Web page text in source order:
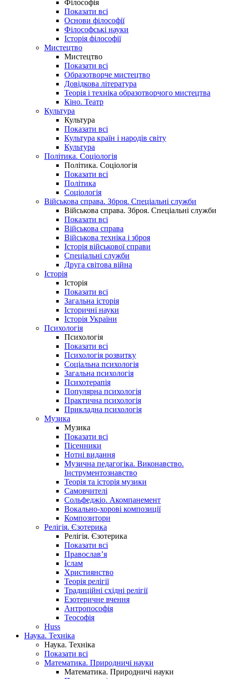
Філософія
Показати всі
Основи філософії
Філософські науки
Історія філософії
Мистецтво
Мистецтво
Показати всі
Образотворче мистецтво
Довідкова література
Теорія і техніка образотворчого мистецтва
Кіно. Театр
Культура
Культура
Показати всі
Культура країн і народів світу
Культура
Політика. Соціологія
Політика. Соціологія
Показати всі
Політика
Соціологія
Військова справа. Зброя. Спеціальні служби
Військова справа. Зброя. Спеціальні служби
Показати всі
Військова справа
Військова техніка і зброя
Історія військової справи
Спеціальні служби
Друга світова війна
Історія
Історія
Показати всі
Загальна історія
Історичні науки
Історія України
Психологія
Психологія
Показати всі
Психологія розвитку
Соціальна психологія
Загальна психологія
Психотерапія
Популярна психологія
Практична психологія
Прикладна психологія
Музика
Музика
Показати всі
Пісенники
Нотні видання
Музична педагогіка. Виконавство.
Інструментознавство
Теорія та історія музики
Самовчителі
Сольфеджіо. Акомпанемент
Вокально-хорові композиції
Композитори
Релігія. Єзотерика
Релігія. Єзотерика
Показати всі
Православ’я
Іслам
Християнство
Теорія релігії
Традиційні східні релігії
Езотеричне вчення
Антропософія
Теософія
Huss
Наука. Техніка
Наука. Техніка
Показати всі
Математика. Природничі науки
Математика. Природничі науки